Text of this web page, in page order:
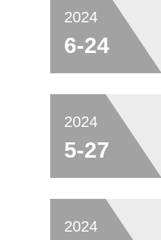
2024
6-24
2024
5-27
2024